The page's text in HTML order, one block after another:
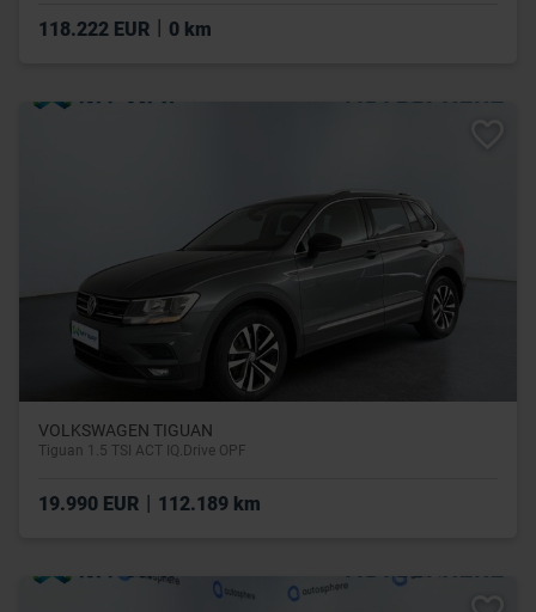
118.222 EUR 0 km
VOLKSWAGEN TIGUAN
Tiguan 1.5 TSI ACT IQ.Drive OPF
19.990 EUR | 112.189 km